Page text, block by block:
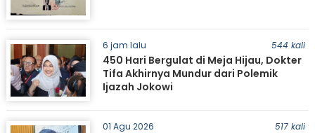
6 jam lalu 544 kali
450 Hari Bergulat di Meja Hijau, Dokter
Tifa Akhirnya Mundur dari Polemik
Ijazah Jokowi
01 Agu 2026 517 kali